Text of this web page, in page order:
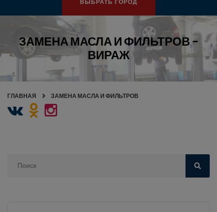
ВЫБРАТЬ ГОРОД
ЗАМЕНА МАСЛА И ФИЛЬТРОВ -
ВИРАЖ
ГЛАВНАЯ ЗАМЕНА МАСЛА И ФИЛЬТРОВ